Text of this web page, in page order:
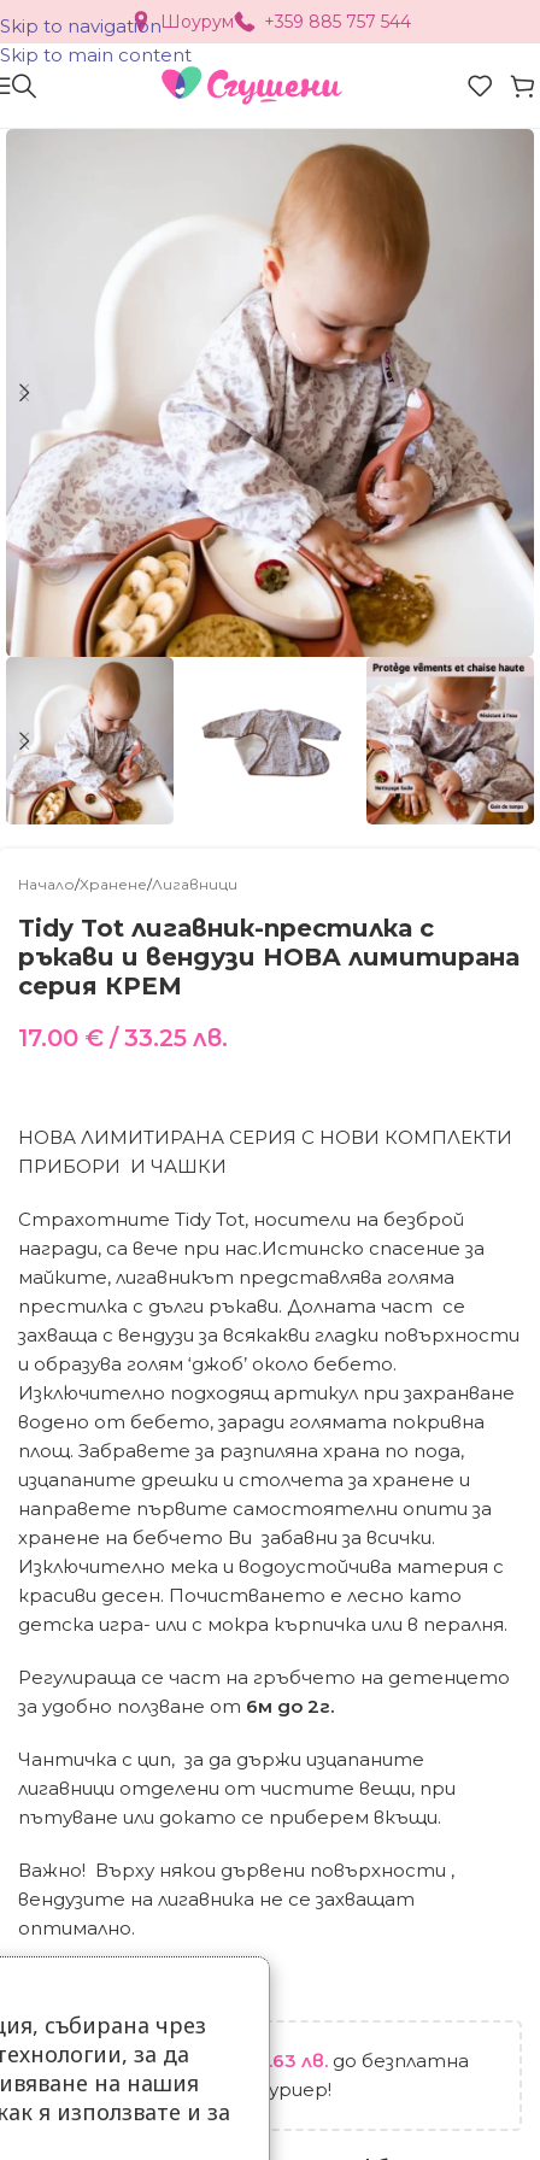
Skip to navigation
Skip to main content
Шоурум +359 885 757 544
Начало/Хранене/Лигавници
Tidy Tot лигавник-престилка с
ръкави и вендузи НОВА лимитирана
серия КРЕМ
17.00 € / 33.25 лв.
НОВА ЛИМИТИРАНА СЕРИЯ С НОВИ КОМПЛЕКТИ
ПРИБОРИ И ЧАШКИ
Страхотните Tidy Tot, носители на безброй
награди, са вече при нас.Истинско спасение за
майките, лигавникът представлява голяма
престилка с дълги ръкави. Долната част се
захваща с вендузи за всякакви гладки повърхности
и образува голям ‘джоб’ около бебето.
Изключително подходящ артикул при захранване
водено от бебето, заради голямата покривна
площ. Забравете за разпиляна храна по пода,
изцапаните дрешки и столчета за хранене и
направете първите самостоятелни опити за
хранене на бебчето Ви забавни за всички.
Изключително мека и водоустойчива материя с
красиви десен. Почистването е лесно като
детска игра- или с мокра кърпичка или в пералня.
Регулираща се част на гръбчето на детенцето
за удобно ползване от 6м до 2г.
Чантичка с цип, за да държи изцапаните
лигавници отделени от чистите вещи, при
пътуване или докато се приберем вкъщи.
Важно! Върху някои дървени повърхности ,
вендузите на лигавника не се захващат
оптимално.
Остават99.00 / 193.63 лв. до безплатна
доставка до офис на куриер!
събирана чрез
за да
на нашия
я използвате и за